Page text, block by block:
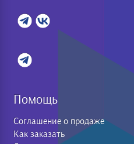
Помощь
Соглашение о продаже
Как заказать